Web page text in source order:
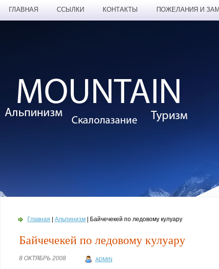
ГЛАВНАЯ ССЫЛКИ КОНТАКТЫ ПОЖЕЛАНИЯ И
Главная Альпинизм | Байчечекей по ледовому кулуару
Байчечекей по ледовому кулуару
8 ОКТЯБРЬ 2008 ADMIN